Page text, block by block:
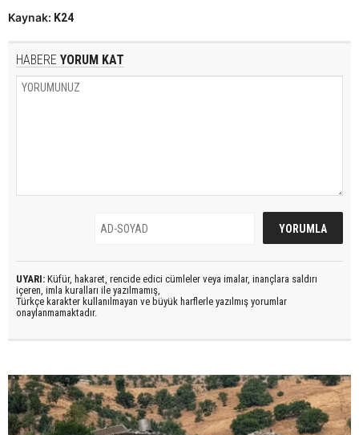
Kaynak: K24
HABERE YORUM KAT
UYARI: Küfür, hakaret, rencide edici cümleler veya imalar, inançlara saldırı
içeren, imla kuralları ile yazılmamış,
Türkçe karakter kullanılmayan ve büyük harflerle yazılmış yorumlar
onaylanmamaktadır.